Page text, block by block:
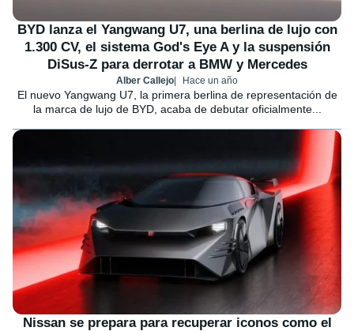
BYD lanza el Yangwang U7, una berlina de lujo con
1.300 CV, el sistema God's Eye A y la suspensión
DiSus-Z para derrotar a BMW y Mercedes
Alber Callejo Hace un año
El nuevo Yangwang U7, la primera berlina de representación de
la marca de lujo de BYD, acaba de debutar oficialmente...
Nissan se prepara para recuperar iconos como el